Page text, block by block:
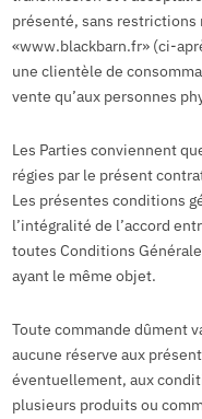
présenté, sans
«www.blackbarn.fr» (ci-
une clientèle de
vente qu’aux personnes
Les Parties conviennent
régies par le présent
Les présentes conditions
l’intégralité de l’accord
toutes Conditions
ayant le même objet.
Toute commande dûment
aucune réserve aux
éventuellement, aux
plusieurs produits ou